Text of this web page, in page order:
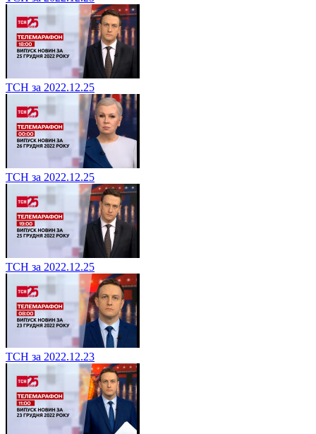
ТСН за 2022.12.25
ТСН за 2022.12.25
ТСН за 2022.12.25
ТСН за 2022.12.23